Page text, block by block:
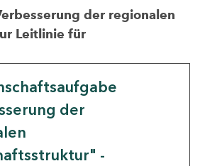
der regionalen
Leitlinie für
der
-